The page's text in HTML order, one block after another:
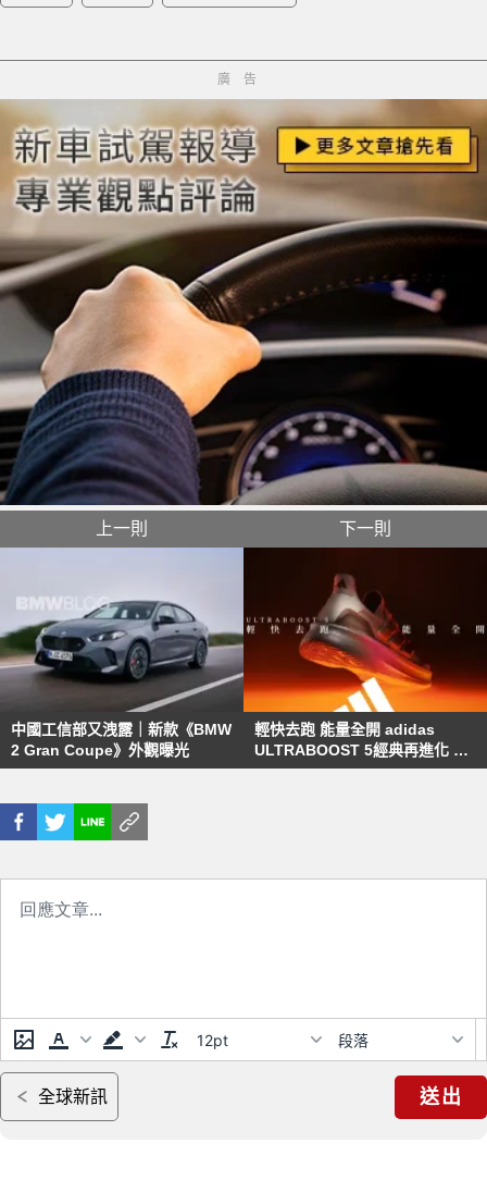
廣告
上一則
中國工信部又洩露｜新款《BMW
2 Gran Coupe》外觀曝光
下一則
輕快去跑 能量全開 adidas
ULTRABOOST 5經典再進化 突
破舒適界限 感受輕盈新能量 新一
12pt 段落
全球新訊 送出